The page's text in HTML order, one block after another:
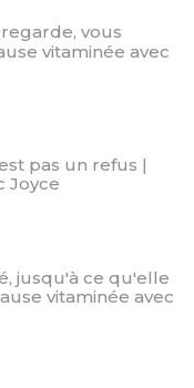
vous
vitaminée avec
pas un refus |
Joyce
jusqu'à ce qu'elle
vitaminée avec